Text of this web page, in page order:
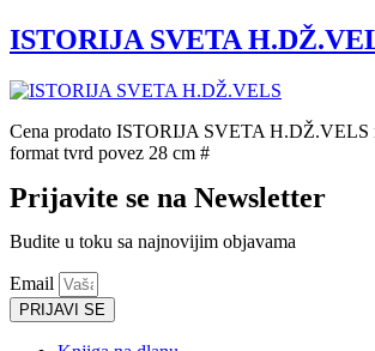
ISTORIJA SVETA
Cena prodato ISTORIJA SVETA H.DŽ.VELS
format tvrd povez 28 cm #
Prijavite se na Newsletter
Budite u toku sa najnovijim objavama
Email
PRIJAVI SE